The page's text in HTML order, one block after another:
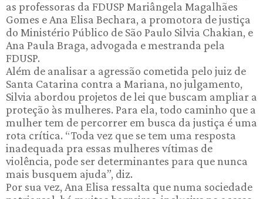
as professoras da FDUSP Mariângela Magalhães
Gomes e Ana Elisa Bechara, a promotora de justiça
do Ministério Público de São Paulo Silvia Chakian, e
Ana Paula Braga, advogada e mestranda pela
FDUSP.
Além de analisar a agressão cometida pelo juiz de
Santa Catarina contra a Mariana, no julgamento,
Silvia abordou projetos de lei que buscam ampliar a
proteção às mulheres. Para ela, todo caminho que a
mulher tem de percorrer em busca da justiça é uma
rota crítica. “Toda vez que se tem uma resposta
inadequada pra essas mulheres vítimas de
violência, pode ser determinantes para que nunca
mais busquem ajuda”, diz.
Por sua vez, Ana Elisa ressalta que numa sociedade